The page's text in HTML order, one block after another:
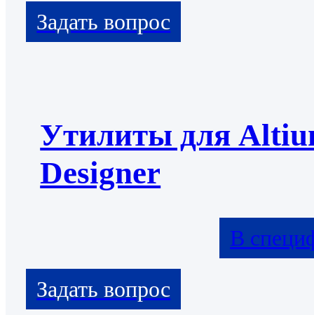
Утилиты для
Designer
В